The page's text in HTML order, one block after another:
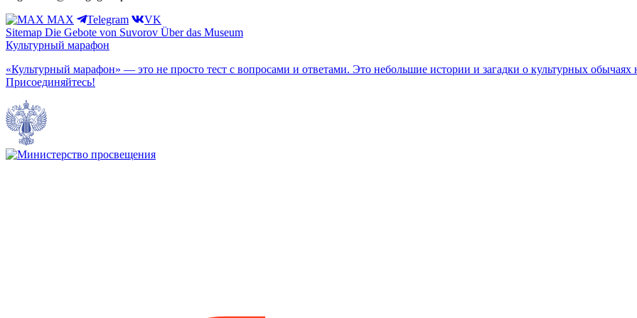
MAX
Telegram
VK
Sitemap Die Gebote von Suvorov Über das Museum
Культурный марафон
«Культурный марафон» — это не просто тест с вопросами и ответами. Это небольшие истории и загадки о культурных
Присоединяйтесь!